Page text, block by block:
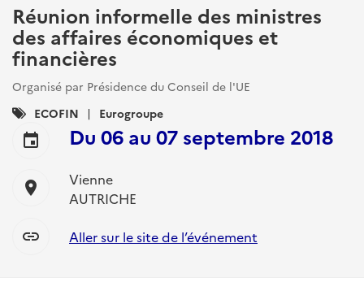
Réunion informelle des ministres
des affaires économiques et
financières
Organisé par Présidence du Conseil de l'UE
Catégories
:
ECOFIN Eurogroupe
event Du 06 au 07 septembre 2018
location_on
Vienne
AUTRICHE
link Aller sur le site de l’événement